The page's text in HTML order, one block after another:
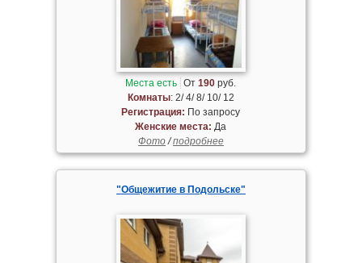
Места есть От190 руб.
Комнаты: 2/ 4/ 8/ 10/ 12
Регистрация: По запросу
Женские места: Да
Фото/подробнее
"Общежитие в Подольске"